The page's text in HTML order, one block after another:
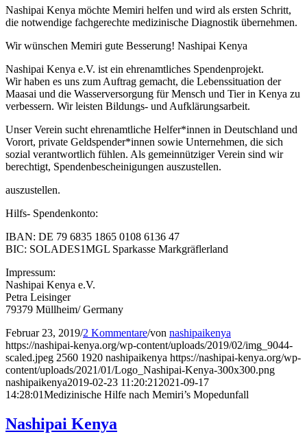
Nashipai Kenya möchte Memiri helfen und wird als ersten Schritt,
die notwendige fachgerechte medizinische Diagnostik übernehmen.
Wir wünschen Memiri gute Besserung! Nashipai Kenya
Nashipai Kenya e.V. ist ein ehrenamtliches Spendenprojekt.
Wir haben es uns zum Auftrag gemacht, die Lebenssituation der
Maasai und die Wasserversorgung für Mensch und Tier in Kenya zu
verbessern. Wir leisten Bildungs- und Aufklärungsarbeit.
Unser Verein sucht ehrenamtliche Helfer*innen in Deutschland und
Vorort, private Geldspender*innen sowie Unternehmen, die sich
sozial verantwortlich fühlen. Als gemeinnütziger Verein sind wir
berechtigt, Spendenbescheinigungen auszustellen.
auszustellen.
Hilfs- Spendenkonto:
IBAN: DE 79 6835 1865 0108 6136 47
BIC: SOLADES1MGL Sparkasse Markgräflerland
Impressum:
Nashipai Kenya e.V.
Petra Leisinger
79379 Müllheim/ Germany
Februar 23, 2019/2 Kommentare/von nashipaikenya
https://nashipai-kenya.org/wp-content/uploads/2019/02/img_9044-
scaled.jpeg 2560 1920 nashipaikenya https://nashipai-kenya.org/wp-
content/uploads/2021/01/Logo_Nashipai-Kenya-300x300.png
nashipaikenya2019-02-23 11:20:21 2021-09-17
14:28:01Medizinische Hilfe nach Memiri’s Mopedunfall
Nashipai Kenya